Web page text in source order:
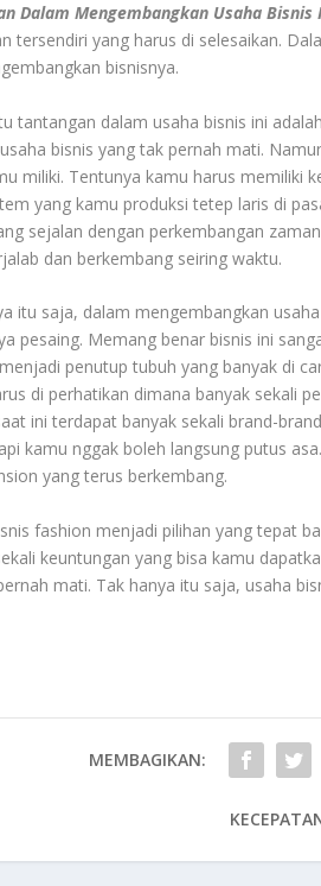
Dalam Mengembangkan Usaha Bisnis
tersendiri yang harus di selesaikan.
bisnisnya.
tantangan dalam usaha bisnis ini
bisnis yang tak pernah mati.
miliki. Tentunya kamu harus memiliki
yang kamu produksi tetep laris di
sejalan dengan perkembangan
dan berkembang seiring waktu.
itu saja, dalam mengembangkan
pesaing. Memang benar bisnis ini
penutup tubuh yang banyak di
di perhatikan dimana banyak sekali
ini terdapat banyak sekali brand-
kamu nggak boleh langsung putus
yang terus berkembang.
fashion menjadi pilihan yang tepat
keuntungan yang bisa kamu
mati. Tak hanya itu saja, usaha
MEMBAGIKAN: